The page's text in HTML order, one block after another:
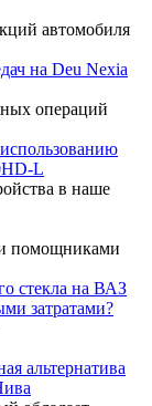
автомобиля
на Deu Nexia
операций
L
в наше
помощниками
стекла на ВАЗ
затратами?
альтернатива